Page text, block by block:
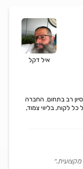
איל דקל
רב בתחום. החברה
לקוח, בליווי צמוד,